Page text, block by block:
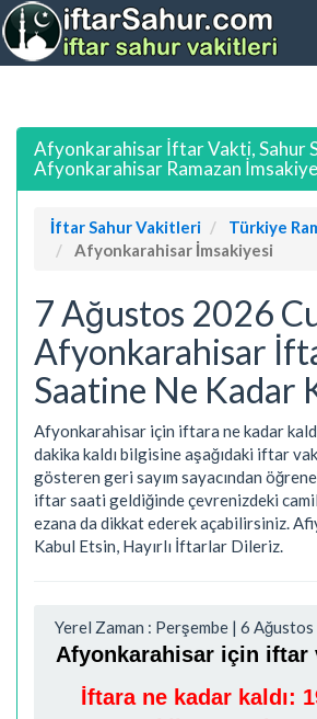
Afyonkarahisar İftar Vakti, Sahur
Afyonkarahisar Ramazan
İftar Sahur Vakitleri
Türkiye
Afyonkarahisar İmsakiyesi
7 Ağustos 2026
Afyonkarahisar
Saatine Ne Kadar
Afyonkarahisar için iftara ne kadar
dakika kaldı bilgisine aşağıdaki iftar
gösteren geri sayım sayacından
iftar saati geldiğinde çevrenizdeki
ezana da dikkat ederek açabilirsiniz.
Kabul Etsin, Hayırlı İftarlar Dileriz.
Yerel Zaman : Perşembe | 6
Afyonkarahisar için iftar
İftara ne kadar kaldı: